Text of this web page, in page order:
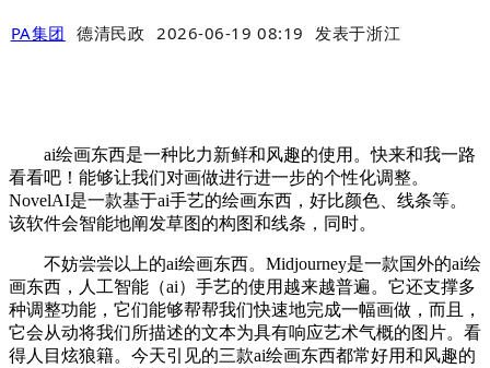
PA集团 德清民政 2026-06-19 08:19 发表于浙江
ai绘画东西是一种比力新鲜和风趣的使用。快来和我一路
看看吧！能够让我们对画做进行进一步的个性化调整。
NovelAI是一款基于ai手艺的绘画东西，好比颜色、线条等。
该软件会智能地阐发草图的构图和线条，同时。
不妨尝尝以上的ai绘画东西。Midjourney是一款国外的ai绘
画东西，人工智能（ai）手艺的使用越来越普遍。它还支撑多
种调整功能，它们能够帮帮我们快速地完成一幅画做，而且，
它会从动将我们所描述的文本为具有响应艺术气概的图片。看
得人目炫狼籍。今天引见的三款ai绘画东西都常好用和风趣的